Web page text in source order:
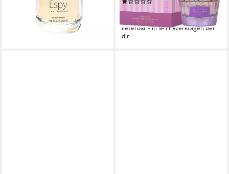
ab 42,77 €
(570,27 €/ 1 l)
lieferbar - in 9-11 Werktagen bei
dir